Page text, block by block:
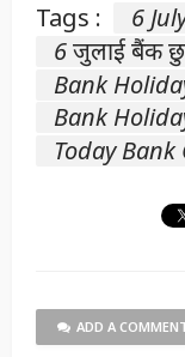
Tags :
6
6 जुलाई बैंक
Bank
Bank
Today Bank
ADD A